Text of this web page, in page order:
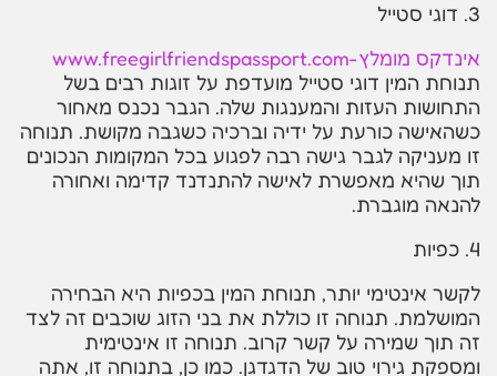
3. דוגי סטייל
אינדקס מומלץ-www.freegirlfriendspassport.com
תנוחת המין דוגי סטייל מועדפת על זוגות רבים בשל
התחושות העזות והמענגות שלה. הגבר נכנס מאחור
כשהאישה כורעת על ידיה וברכיה כשגבה מקושת. תנוחה
זו מעניקה לגבר גישה רבה לפגוע בכל המקומות הנכונים
תוך שהיא מאפשרת לאישה להתנדנד קדימה ואחורה
להנאה מוגברת.
4. כפיות
לקשר אינטימי יותר, תנוחת המין בכפיות היא הבחירה
המושלמת. תנוחה זו כוללת את בני הזוג שוכבים זה לצד
זה תוך שמירה על קשר קרוב. תנוחה זו אינטימית
ומספקת גירוי טוב של הדגדגן. כמו כן, בתנוחה זו, אתה